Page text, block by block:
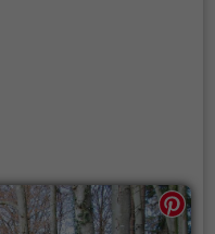
Zeiten und bietet